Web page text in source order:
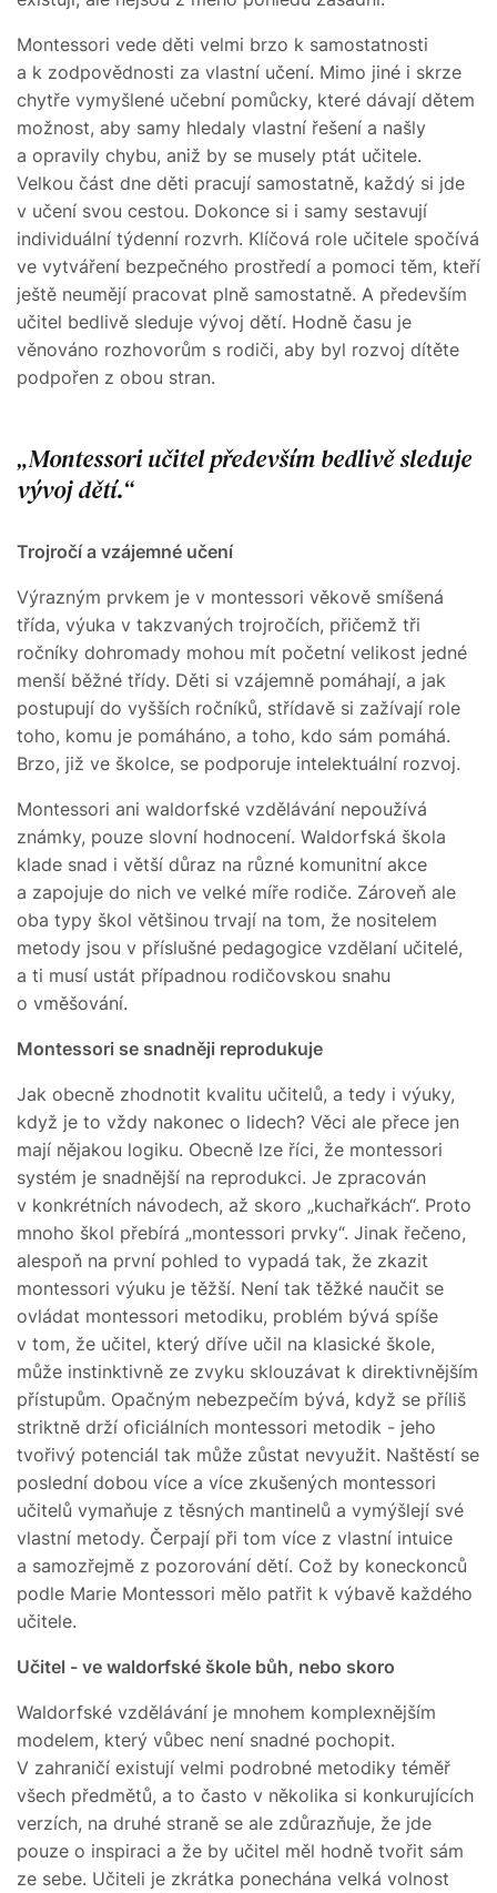
Montessori vede děti velmi brzo k samostatnosti
a k zodpovědnosti za vlastní učení. Mimo jiné i skrze
chytře vymyšlené učební pomůcky, které dávají dětem
možnost, aby samy hledaly vlastní řešení a našly
a opravily chybu, aniž by se musely ptát učitele.
Velkou část dne děti pracují samostatně, každý si jde
v učení svou cestou. Dokonce si i samy sestavují
individuální týdenní rozvrh. Klíčová role učitele spočívá
ve vytváření bezpečného prostředí a pomoci těm, kteří
ještě neumějí pracovat plně samostatně. A především
učitel bedlivě sleduje vývoj dětí. Hodně času je
věnováno rozhovorům s rodiči, aby byl rozvoj dítěte
podpořen z obou stran.
Montessori učitel především bedlivě sleduje
vývoj dětí.
Trojročí a vzájemné učení
Výrazným prvkem je v montessori věkově smíšená
třída, výuka v takzvaných trojročích, přičemž tři
ročníky dohromady mohou mít početní velikost jedné
menší běžné třídy. Děti si vzájemně pomáhají, a jak
postupují do vyšších ročníků, střídavě si zažívají role
toho, komu je pomáháno, a toho, kdo sám pomáhá.
Brzo, již ve školce, se podporuje intelektuální rozvoj.
Montessori ani waldorfské vzdělávání nepoužívá
známky, pouze slovní hodnocení. Waldorfská škola
klade snad i větší důraz na různé komunitní akce
a zapojuje do nich ve velké míře rodiče. Zároveň ale
oba typy škol většinou trvají na tom, že nositelem
metody jsou v příslušné pedagogice vzdělaní učitelé,
a ti musí ustát případnou rodičovskou snahu
o vměšování.
Montessori se snadněji reprodukuje
Jak obecně zhodnotit kvalitu učitelů, a tedy i výuky,
když je to vždy nakonec o lidech? Věci ale přece jen
mají nějakou logiku. Obecně lze říci, že montessori
systém je snadnější na reprodukci. Je zpracován
v konkrétních návodech, až skoro „kuchařkách“. Proto
mnoho škol přebírá „montessori prvky“. Jinak řečeno,
alespoň na první pohled to vypadá tak, že zkazit
montessori výuku je těžší. Není tak těžké naučit se
ovládat montessori metodiku, problém bývá spíše
v tom, že učitel, který dříve učil na klasické škole,
může instinktivně ze zvyku sklouzávat k direktivnějším
přístupům. Opačným nebezpečím bývá, když se příliš
striktně drží oficiálních montessori metodik - jeho
tvořivý potenciál tak může zůstat nevyužit. Naštěstí se
poslední dobou více a více zkušených montessori
učitelů vymaňuje z těsných mantinelů a vymýšlejí své
vlastní metody. Čerpají při tom více z vlastní intuice
a samozřejmě z pozorování dětí. Což by koneckonců
podle Marie Montessori mělo patřit k výbavě každého
učitele.
Učitel - ve waldorfské škole bůh, nebo skoro
Waldorfské vzdělávání je mnohem komplexnějším
modelem, který vůbec není snadné pochopit.
V zahraničí existují velmi podrobné metodiky téměř
všech předmětů, a to často v několika si konkurujících
verzích, na druhé straně se ale zdůrazňuje, že jde
pouze o inspiraci a že by učitel měl hodně tvořit sám
ze sebe. Učiteli je zkrátka ponechána velká volnost